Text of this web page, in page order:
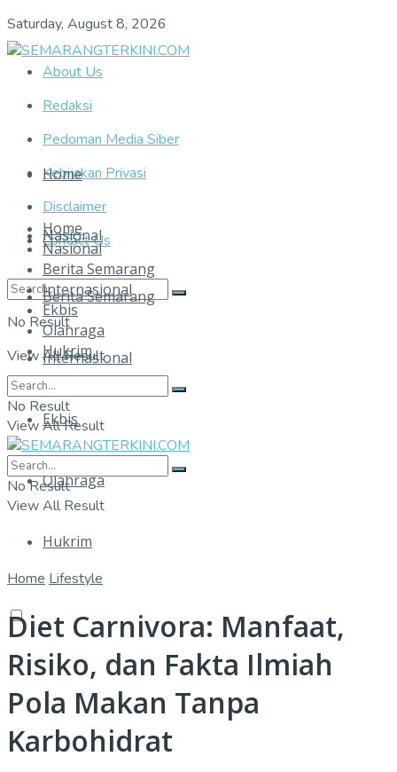
Saturday, August 8, 2026
About Us
Redaksi
Pedoman Media Siber
Kebijakan Privasi
Disclaimer
Contact Us
No Result
View All Result
Home
Nasional
Berita Semarang
Internasional
Ekbis
Olahraga
Hukrim
Home
Nasional
Berita Semarang
Internasional
Ekbis
Olahraga
Hukrim
No Result
View All Result
No Result
View All Result
Home Lifestyle
Diet Carnivora: Manfaat,
Risiko, dan Fakta Ilmiah
Pola Makan Tanpa
Karbohidrat